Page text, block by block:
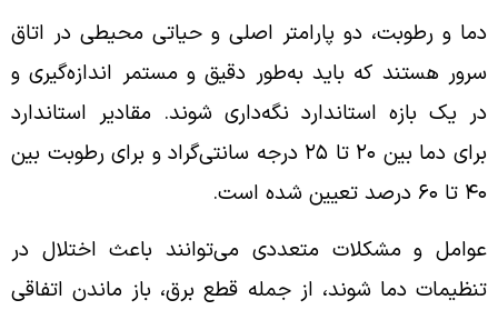
دما و رطوبت، دو پارامتر اصلی و حیاتی محیطی در اتاق
سرور هستند که باید به‌طور دقیق و مستمر اندازه‌گیری و
در یک بازه استاندارد نگه‌داری شوند. مقادیر استاندارد
برای دما بین ۲۰ تا ۲۵ درجه سانتی‌گراد و برای رطوبت بین
۴۰ تا ۶۰ درصد تعیین شده است.
عوامل و مشکلات متعددی می‌توانند باعث اختلال در
تنظیمات دما شوند، از جمله قطع برق، باز ماندن اتفاقی